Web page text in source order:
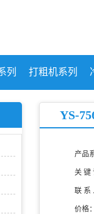
列 打粗机系列
YS-
产品
关 键
联 系
价格